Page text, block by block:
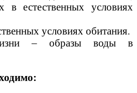
в естественных условиях
условиях обитания.
– образы воды в